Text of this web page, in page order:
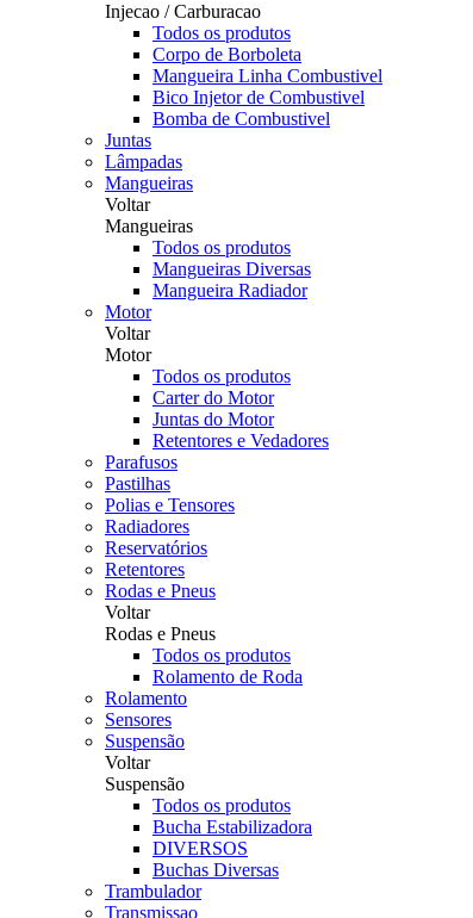
Injecao / Carburacao
Todos os produtos
Corpo de Borboleta
Mangueira Linha Combustivel
Bico Injetor de Combustivel
Bomba de Combustivel
Juntas
Lâmpadas
Mangueiras
Voltar
Mangueiras
Todos os produtos
Mangueiras Diversas
Mangueira Radiador
Motor
Voltar
Motor
Todos os produtos
Carter do Motor
Juntas do Motor
Retentores e Vedadores
Parafusos
Pastilhas
Polias e Tensores
Radiadores
Reservatórios
Retentores
Rodas e Pneus
Voltar
Rodas e Pneus
Todos os produtos
Rolamento de Roda
Rolamento
Sensores
Suspensão
Voltar
Suspensão
Todos os produtos
Bucha Estabilizadora
DIVERSOS
Buchas Diversas
Trambulador
Transmissao